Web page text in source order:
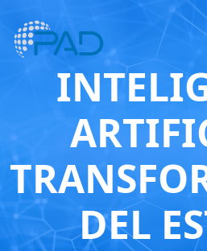
DEL